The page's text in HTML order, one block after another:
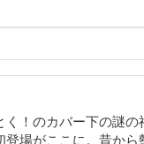
！のカバー下の謎の
場がここに。昔から